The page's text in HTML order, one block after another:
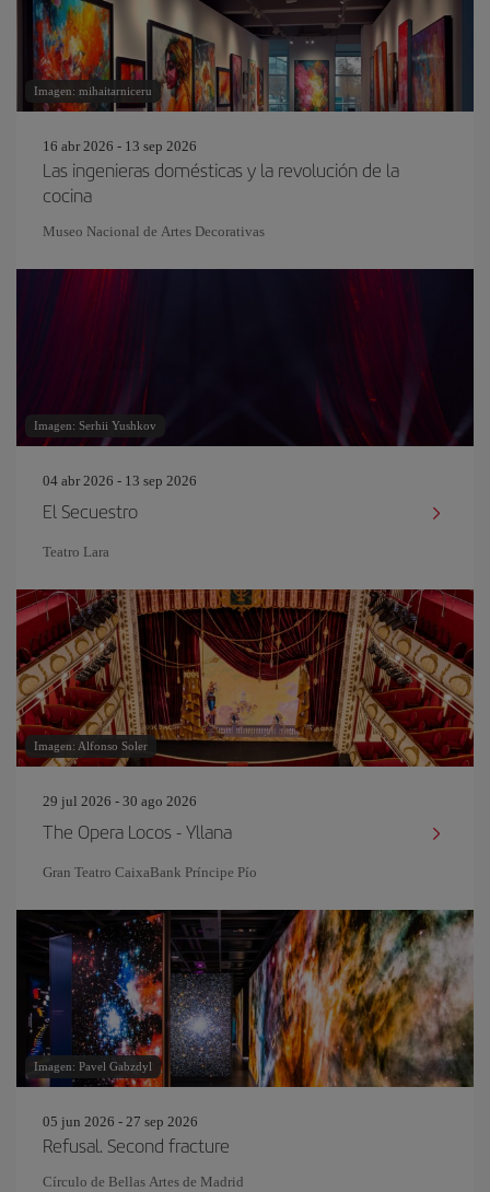
Imagen: mihaitarniceru
16 abr 2026 - 13 sep 2026
Las ingenieras domésticas y la revolución de la
cocina
Museo Nacional de Artes Decorativas
Imagen: Serhii Yushkov
04 abr 2026 - 13 sep 2026
El Secuestro
Teatro Lara
Imagen: Alfonso Soler
29 jul 2026 - 30 ago 2026
The Opera Locos - Yllana
Gran Teatro CaixaBank Príncipe Pío
Imagen: Pavel Gabzdyl
05 jun 2026 - 27 sep 2026
Refusal. Second fracture
Círculo de Bellas Artes de Madrid